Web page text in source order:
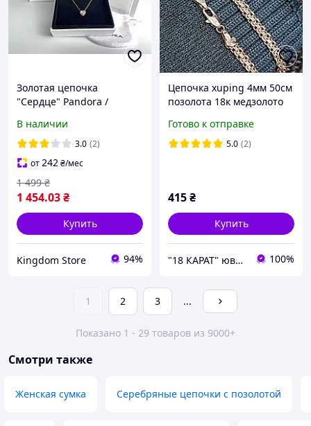
Золотая цепочка
"Сердце" Pandora /
В наличии
3.0 (2)
от242₴/мес
1 454.03₴
1 499 ₴
Купить
Kingdom Store 94%
Цепочка xuping 4мм 50см
позолота 18к медзолото
Готово к отправке
5.0 (2)
415₴
Купить
"18 КАРАТ" ювелирная бижутерия Xuping 100%
1 2 3 ...
Показано 1 - 29 товаров из 9000+
Смотри также
Женская сумка Серебряные цепочки с позолотой